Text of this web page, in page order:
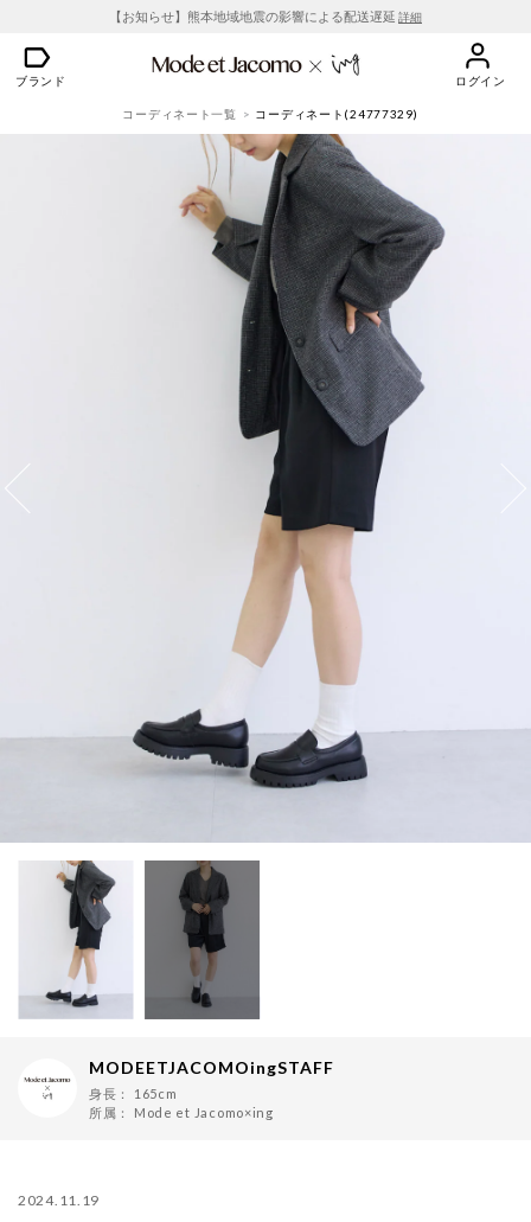
【お知らせ】熊本地域地震の影響による配送遅延 詳細
ブランド ログイン
コーディネート一覧 コーディネート(24777329)
MODEETJACOMOingSTAFF
身長：
165cm
所属： Mode et Jacomo×ing
2024.11.19